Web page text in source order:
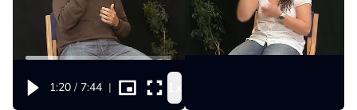
1:20 / 7:44 |